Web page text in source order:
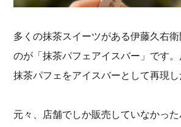
多くの抹茶スイーツがある伊藤久右
のが「抹茶パフェアイスバー」です
抹茶パフェをアイスバーとして再現し
元々、店舗でしか販売していなかった